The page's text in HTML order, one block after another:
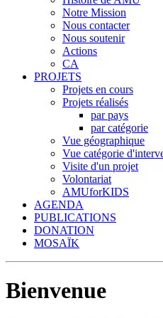
Notre Mission
Nous contacter
Nous soutenir
Actions
CA
PROJETS
Projets en cours
Projets réalisés
par pays
par catégorie
Vue géographique
Vue catégorie
Visite d'un projet
Volontariat
AMUforKIDS
AGENDA
PUBLICATIONS
DONATION
MOSAÏK
Bienvenue